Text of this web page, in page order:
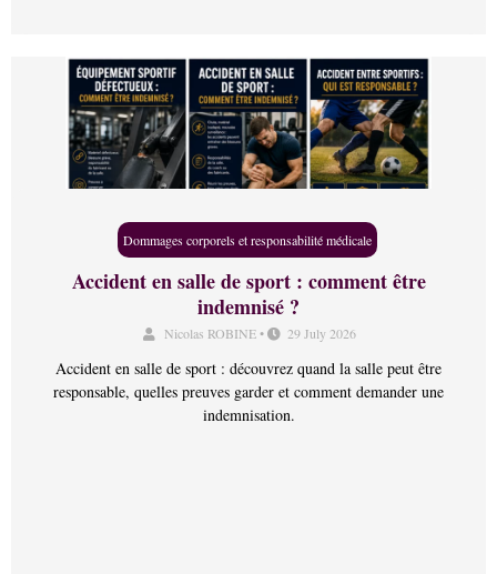
Dommages corporels et responsabilité médicale
Accident en salle de sport : comment être
indemnisé ?
Nicolas ROBINE• 29 July 2026
Accident en salle de sport : découvrez quand la salle peut être
responsable, quelles preuves garder et comment demander une
indemnisation.